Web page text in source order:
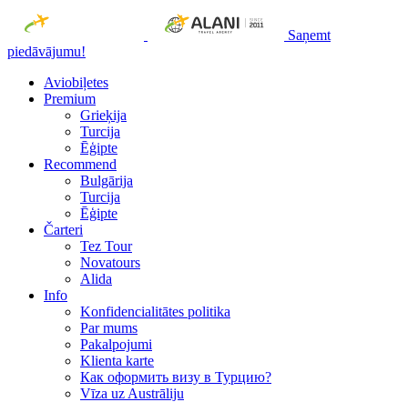
Saņemt
piedāvājumu!
Aviobiļetes
Premium
Grieķija
Turcija
Ēģipte
Recommend
Bulgārija
Turcija
Ēģipte
Čarteri
Tez Tour
Novatours
Alida
Info
Konfidencialitātes politika
Par mums
Рakalpojumi
Klienta karte
Как оформить визу в Турцию?
Vīza uz Austrāliju